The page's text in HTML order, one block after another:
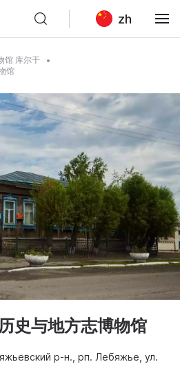
zh
馆 库尔干
馆
史与地方志博物馆
р-н., рп. Лебяжье, ул.